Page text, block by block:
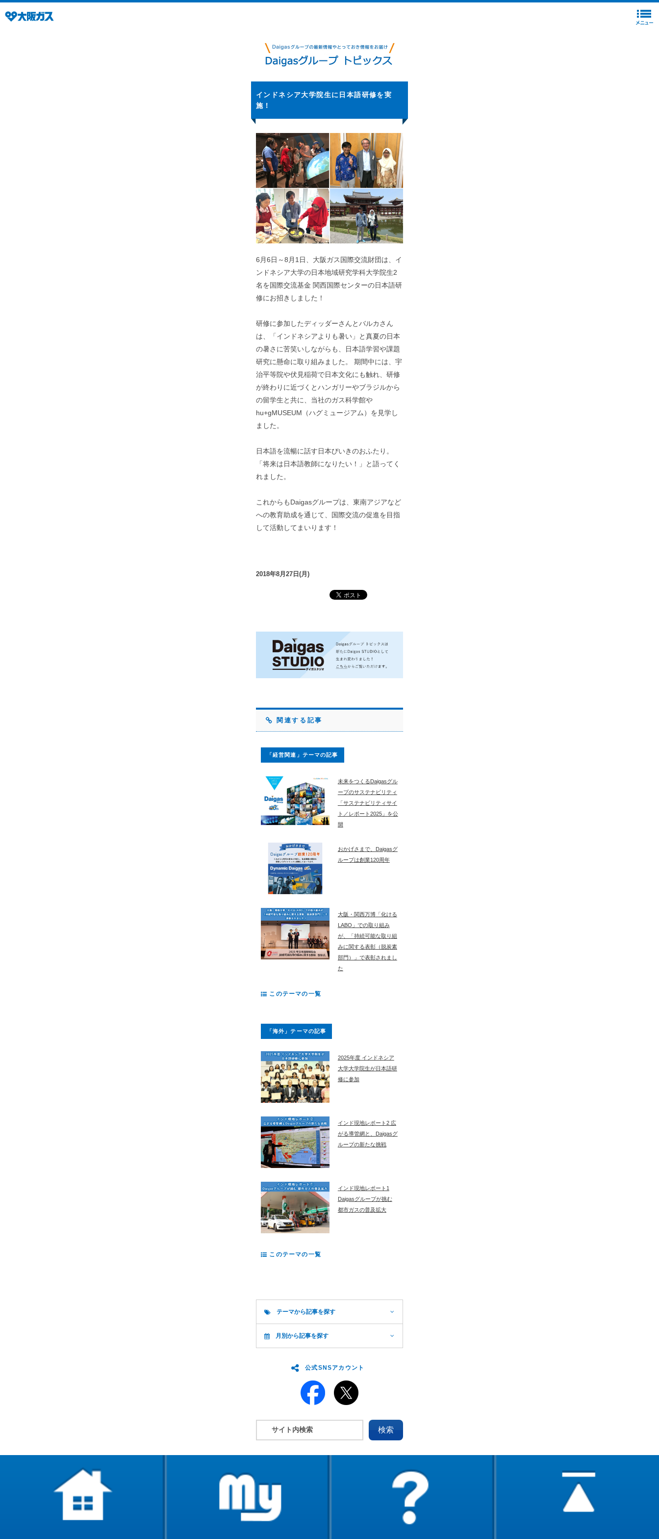
インドネシア大学院生に日本語研修を実
施！
6月6日～8月1日、大阪ガス国際交流財団は、イ
ンドネシア大学の日本地域研究学科大学院生2
名を国際交流基金 関西国際センターの日本語研
修にお招きしました！
研修に参加したディッダーさんとバルカさん
は、「インドネシアよりも暑い」と真夏の日本
の暑さに苦笑いしながらも、日本語学習や課題
研究に懸命に取り組みました。 期間中には、宇
治平等院や伏見稲荷で日本文化にも触れ、研修
が終わりに近づくとハンガリーやブラジルから
の留学生と共に、当社のガス科学館や
hu+gMUSEUM（ハグミュージアム）を見学し
ました。
日本語を流暢に話す日本びいきのおふたり。
「将来は日本語教師になりたい！」と語ってく
れました。
これからもDaigasグループは、東南アジアなど
への教育助成を通じて、国際交流の促進を目指
して活動してまいります！
2018年8月27日(月)
関連する記事
「経営関連」テーマの記事
未来をつくるDaigasグル
ープのサステナビリティ
「サステナビリティサイ
ト／レポート2025」を公
開
おかげさまで、Daigasグ
ループは創業120周年
大阪・関西万博「化ける
LABO」での取り組み
が、「持続可能な取り組
みに関する表彰（脱炭素
部門）」で表彰されまし
た
このテーマの一覧
「海外」テーマの記事
2025年度 インドネシア
大学大学院生が日本語研
修に参加
インド現地レポート2 広
がる導管網と、Daigasグ
ループの新たな挑戦
インド現地レポート1
Daigasグループが挑む
都市ガスの普及拡大
このテーマの一覧
テーマから記事を探す
月別から記事を探す
公式SNSアカウント